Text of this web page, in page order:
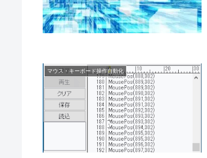
マウス・キーボード操作自動化